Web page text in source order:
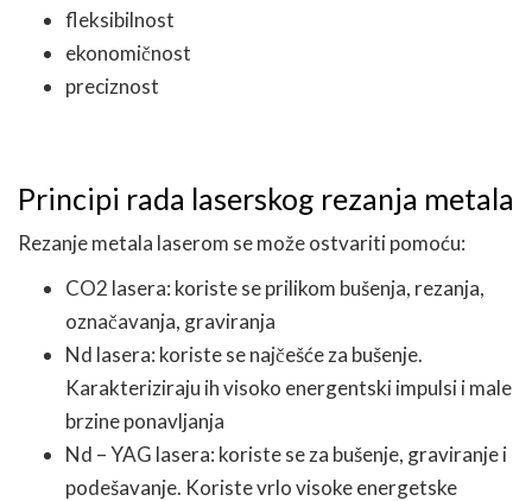
fleksibilnost
ekonomičnost
preciznost
Principi rada laserskog rezanja metala
Rezanje metala laserom se može ostvariti pomoću:
CO2 lasera: koriste se prilikom bušenja, rezanja,
označavanja, graviranja
Nd lasera: koriste se najčešće za bušenje.
Karakteriziraju ih visoko energentski impulsi i male
brzine ponavljanja
Nd – YAG lasera: koriste se za bušenje, graviranje i
podešavanje. Koriste vrlo visoke energetske